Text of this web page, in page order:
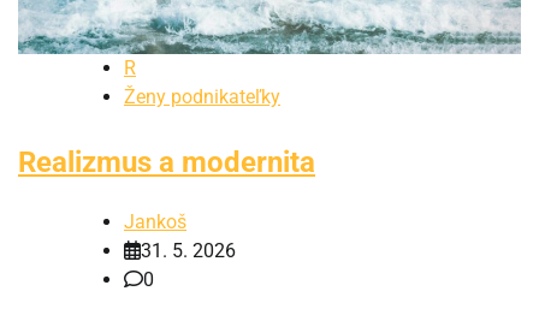
R
Ženy podnikateľky
Realizmus a modernita
Jankoš
31. 5. 2026
0